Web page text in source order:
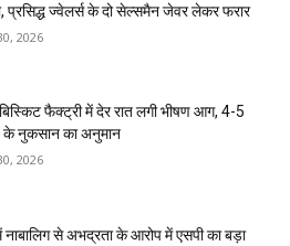
प्रसिद्ध ज्वेलर्स के दो सेल्समैन जेवर लेकर फरार
2026
फैक्ट्री में देर रात लगी भीषण आग, 4-5
के नुकसान का अनुमान
2026
नाबालिग से अभद्रता के आरोप में एसपी का बड़ा